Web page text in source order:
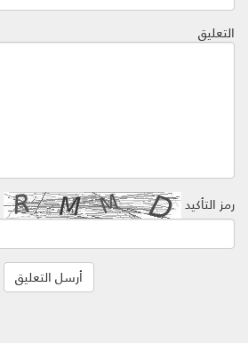
التعليق
رمز التأكيد